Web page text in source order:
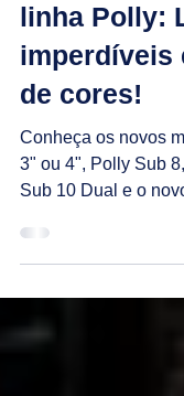
Grandes
linha Polly:
imperdíveis
de cores!
Conheça os novos
Sub 10 Dual e o
Essential.